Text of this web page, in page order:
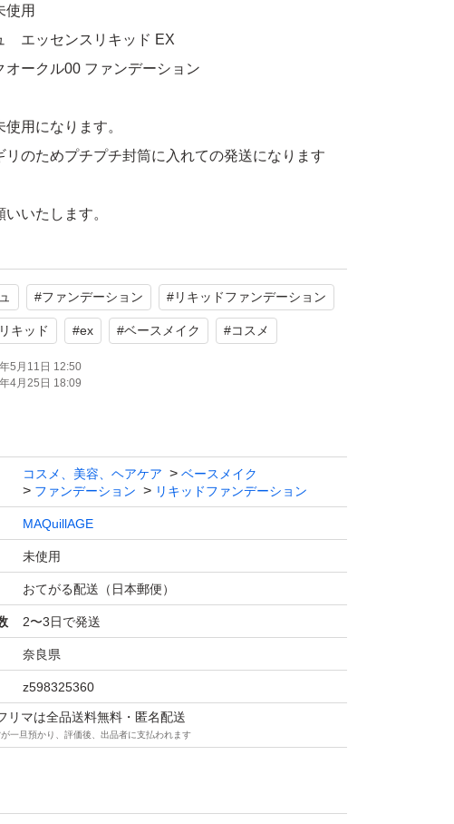
使用
エッセンスリキッド EX
オークル00 ファンデーション
用になります。
リのためプチプチ封筒に入れての発送になります
いたします。
#ファンデーション #リキッドファンデーション
キッド #ex #ベースメイク #コスメ
5月11日 12:50
4月25日 18:09
コスメ、美容、ヘアケア
ベースメイク
ファンデーション
リキッドファンデーション
MAQuillAGE
未使用
おてがる配送（日本郵便）
2〜3日で発送
奈良県
z598325360
リマは全品送料無料・匿名配送
一旦預かり、評価後、出品者に支払われます